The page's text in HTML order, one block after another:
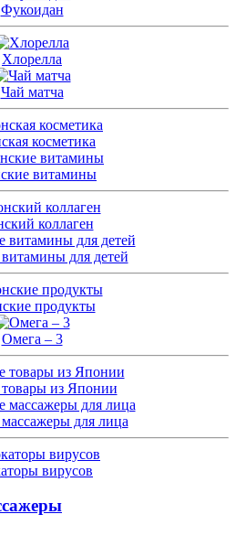
Фукоидан
Хлорелла
Чай матча
косметика
витамины
коллаген
для детей
продукты
Омега – 3
товары из Японии
для лица
вирусов